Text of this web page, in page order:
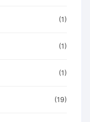
(1)
(1)
(1)
(19)